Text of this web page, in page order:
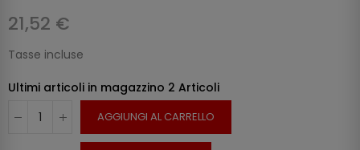
21,52 €
Tasse incluse
Ultimi articoli in magazzino 2 Articoli
AGGIUNGI AL CARRELLO